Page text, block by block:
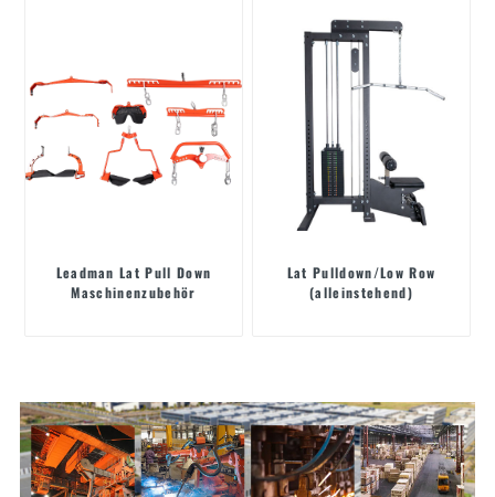
Leadman Lat Pull Down
Maschinenzubehör
Lat Pulldown/Low Row
(alleinstehend)